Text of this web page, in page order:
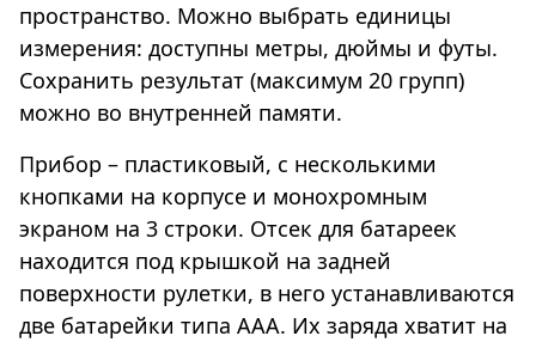
пространство. Можно выбрать единицы
измерения: доступны метры, дюймы и футы.
Сохранить результат (максимум 20 групп)
можно во внутренней памяти.
Прибор – пластиковый, с несколькими
кнопками на корпусе и монохромным
экраном на 3 строки. Отсек для батареек
находится под крышкой на задней
поверхности рулетки, в него устанавливаются
две батарейки типа ААА. Их заряда хватит на